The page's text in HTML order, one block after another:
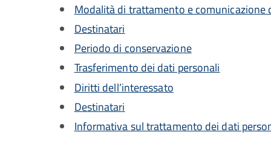
Modalità di trattamento e comunicazione
Destinatari
Periodo di conservazione
Trasferimento dei dati personali
Diritti dell’interessato
Destinatari
Informativa sul trattamento dei dati